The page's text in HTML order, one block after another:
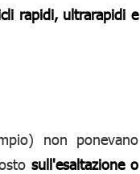
rapidi, ultrarapidi e
non ponevano
sull'esaltazione o